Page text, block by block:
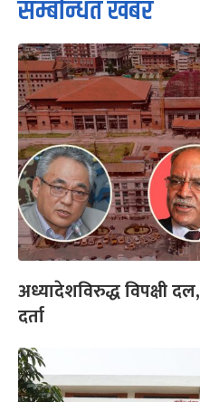
सम्बन्धित खबर
अध्यादेशविरुद्ध विपक्षी
दर्ता